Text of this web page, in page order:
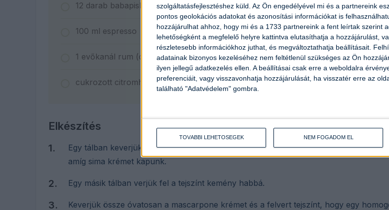
szolgáltatásfejlesztéshez küld. Az Ön engedélyével mi és a partnereink
pontos geolokációs adatokat és azonosítási információkat is
hozzájárulhat ahhoz, hogy mi és a 1733 partnereink a fent leírtak szerint
lehetőségként a megfelelő helyre kattintva elutasíthatja a hozzájárulást,
részletesebb információkhoz juthat, és megváltoztathatja beállításait.
adatainak bizonyos kezeléséhez nem feltétlenül szükséges az Ön
ilyen jellegű adatkezelés ellen. A beállításai csak erre a weboldalra
preferenciáit, vagy visszavonhatja hozzájárulását, ha visszatér erre az
található "Adatvédelem" gombra.
TOVÁBBI LEHETŐSÉGEK NEM FOGADOM EL
12 darab babapiskóta
100 ml espresso
1 evőkanál rum (opcionális)
cukrozott citromhéj díszítéshez
Elkészítés
Egy tálban keverjük össze a mascarpone sajtot, a citromhéjat, a citromlevet és a
amíg sima krémet kapunk.
Egy másik tálban verjük fel a tejszínt kemény habbá.
Keverjük össze óvatosan a mascarpone krémet és a felvert tejszínt, hogy egy